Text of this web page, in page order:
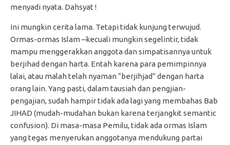
menyadi nyata. Dahsyat !
Ini mungkin cerita lama. Tetapi tidak kunjung terwujud.
Ormas-ormas Islam –kecuali mungkin segelintir, tidak
mampu menggerakkan anggota dan simpatisannya untuk
berjihad dengan harta. Entah karena para pemimpinnya
lalai, atau malah telah nyaman “berjihjad” dengan harta
orang lain. Yang pasti, dalam tausiah dan pengjian-
pengajian, sudah hampir tidak ada lagi yang membahas Bab
JIHAD (mudah-mudahan bukan karena terjangkit semantic
confusion). Di masa-masa Pemilu, tidak ada ormas Islam
yang tegas menyerukan anggotanya mendukung partai